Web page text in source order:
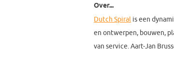
Over...
Dutch Spiral is een
en ontwerpen, bouwen,
van service. Aart-Jan